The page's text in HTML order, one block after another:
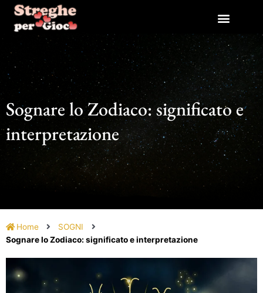
contenuto
Sognare lo Zodiaco: significato e
interpretazione
Home
SOGNI
Sognare lo Zodiaco: significato e interpretazione